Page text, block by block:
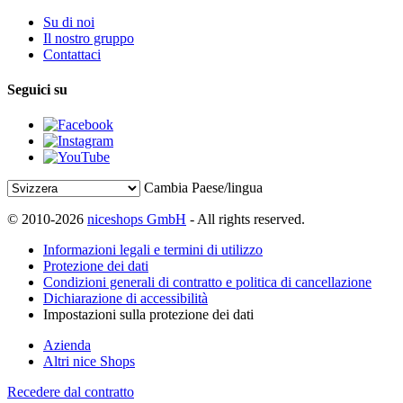
Su di noi
Il nostro gruppo
Contattaci
Seguici su
Cambia Paese/lingua
© 2010-2026 niceshops GmbH - All rights reserved.
Informazioni legali e termini di utilizzo
Protezione dei dati
Condizioni generali di contratto e politica di cancellazione
Dichiarazione di accessibilità
Impostazioni sulla protezione dei dati
Azienda
Altri nice Shops
Recedere dal contratto